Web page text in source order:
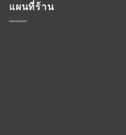
แผนที่ร้าน